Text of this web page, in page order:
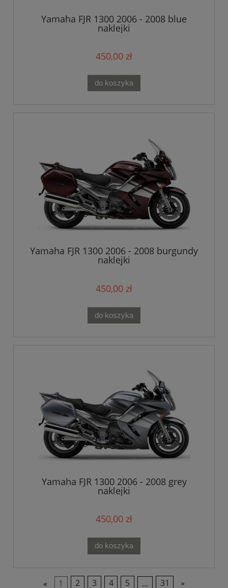
Yamaha FJR 1300 2006 - 2008 blue
naklejki
450,00 zł
do koszyka
Yamaha FJR 1300 2006 - 2008 burgundy
naklejki
450,00 zł
do koszyka
Yamaha FJR 1300 2006 - 2008 grey
naklejki
450,00 zł
do koszyka
« 1 2 3 4 5 ... 31 »